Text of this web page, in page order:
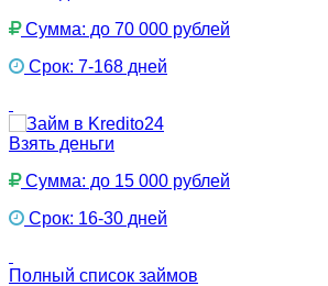
Сумма: до 70 000 рублей
Срок: 7-168 дней
Взять деньги
Сумма: до 15 000 рублей
Срок: 16-30 дней
Полный список займов